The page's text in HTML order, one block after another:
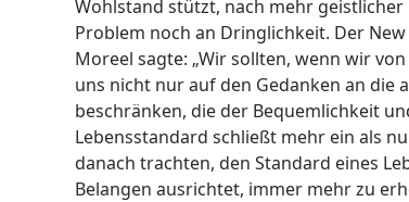
Wohlstand stützt, nach mehr
Problem noch an Dringlichkeit. Der
Moreel sagte: „Wir sollten, wenn wir
uns nicht nur auf den Gedanken an die
beschränken, die der Bequemlichkeit
Lebensstandard schließt mehr ein als
danach trachten, den Standard eines
Belangen ausrichtet, immer mehr zu